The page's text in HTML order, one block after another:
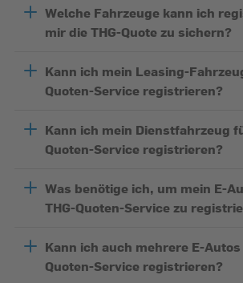
Welche Fahrzeuge kann ich
mir die THG-Quote zu sichern?
Kann ich mein Leasing-
Quoten-Service registrieren?
Kann ich mein Dienstfahrzeug
Quoten-Service registrieren?
Was benötige ich, um mein E-
THG-Quoten-Service zu
Kann ich auch mehrere E-
Quoten-Service registrieren?